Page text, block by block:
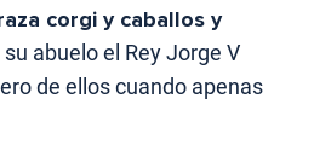
corgi y caballos y
abuelo el Rey Jorge V
de ellos cuando apenas